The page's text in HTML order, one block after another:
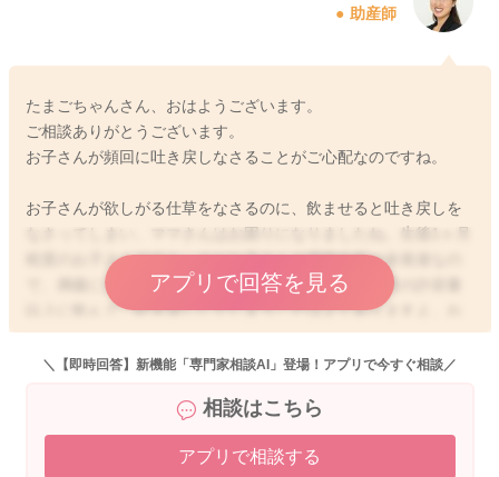
助産師
たまごちゃんさん、おはようございます。
ご相談ありがとうございます。
お子さんが頻回に吐き戻しなさることがご心配なのですね。
お子さんが欲しがる仕草をなさるのに、飲ませると吐き戻しを
なさってしまい、ママさんはお困りになりましたね。生後1ヶ月
程度のお子さんですと、まだお子さんの満腹中枢が未発達なの
で、満腹になっていても欲しがることがあったり、胃の許容量
以上に飲んで、吐き戻ししてしまうことはよくありますよ。お
話を伺う限りですと、やはり少し飲み過ぎて吐き戻しをしてし
まっている印象です。お子さんは1日に6回以上おしっこがあ
ブに沿って、お子さんなりの体重増加がみられていれば、哺乳
量の不足はないと言われていますよ。お話を伺う限りですと、
おそらくお子さんの哺乳量が不足しているということはなく、
アプリで回答を見る
＼【即時回答】新機能「専門家相談AI」登場！アプリで今すぐ相談／
相談はこちら
アプリで相談する